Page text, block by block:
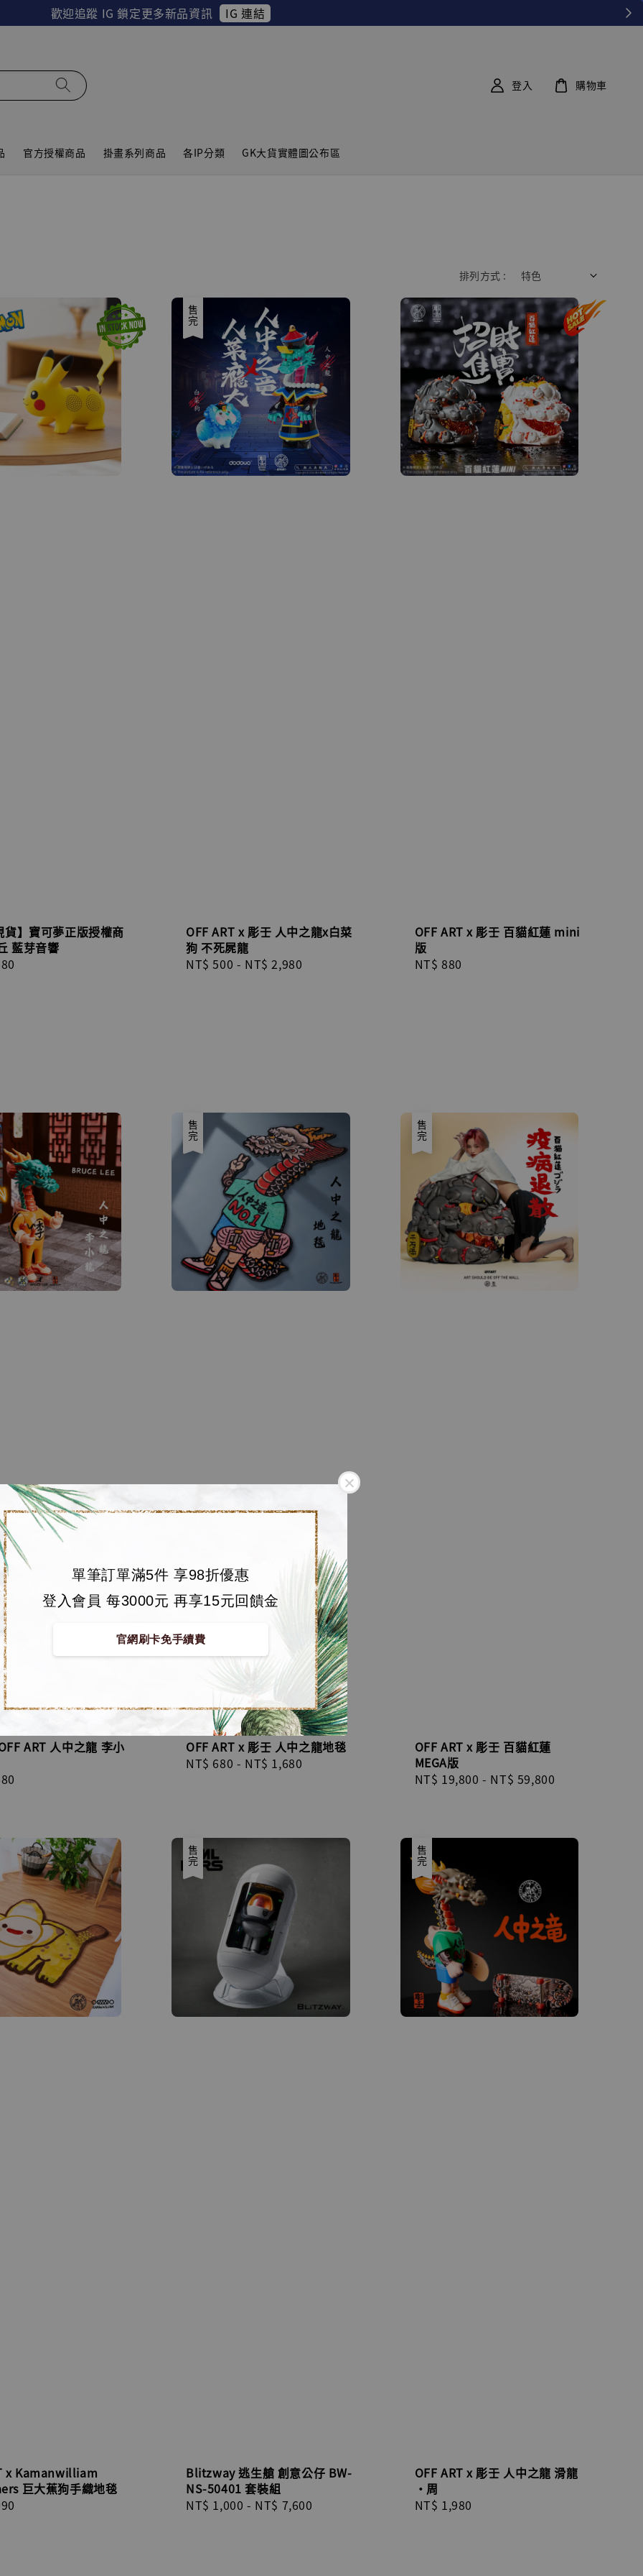
歡迎追蹤 IG 鎖定更多新品資訊 IG 連結
單筆訂單滿5件 享98折優惠
登入會員 每3000元 再享15元回饋金
官網刷卡免手續費
官方授權商品 掛畫系列商品 各IP分類 GK大貨實體圖公布區
登入 購物車
排列方式 :
貨】寶可夢正版授權商
藍芽音響
售完
OFF ART x 彫壬 人中之龍x白菜
狗 不死屍龍
Regular
NT$ 500 - NT$ 2,980
OFF ART x 彫壬 百貓紅蓮 mini
版
Regular
NT$ 880
ART 人中之龍 李小
售完
OFF ART x 彫壬 人中之龍地毯
Regular
NT$ 680 - NT$ 1,680
售完
OFF ART x 彫壬 百貓紅蓮
MEGA版
Regular
NT$ 19,800 - NT$ 59,800
x Kamanwilliam
巨大蕉狗手織地毯
售完
Blitzway 逃生艙 創意公仔 BW-
NS-50401 套裝組
Regular
NT$ 1,000 - NT$ 7,600
售完
OFF ART x 彫壬 人中之龍 滑龍
·周
Regular
NT$ 1,980